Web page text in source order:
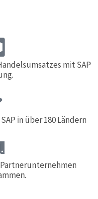
mit SAP
in über 180 Ländern
Partnerunternehmen